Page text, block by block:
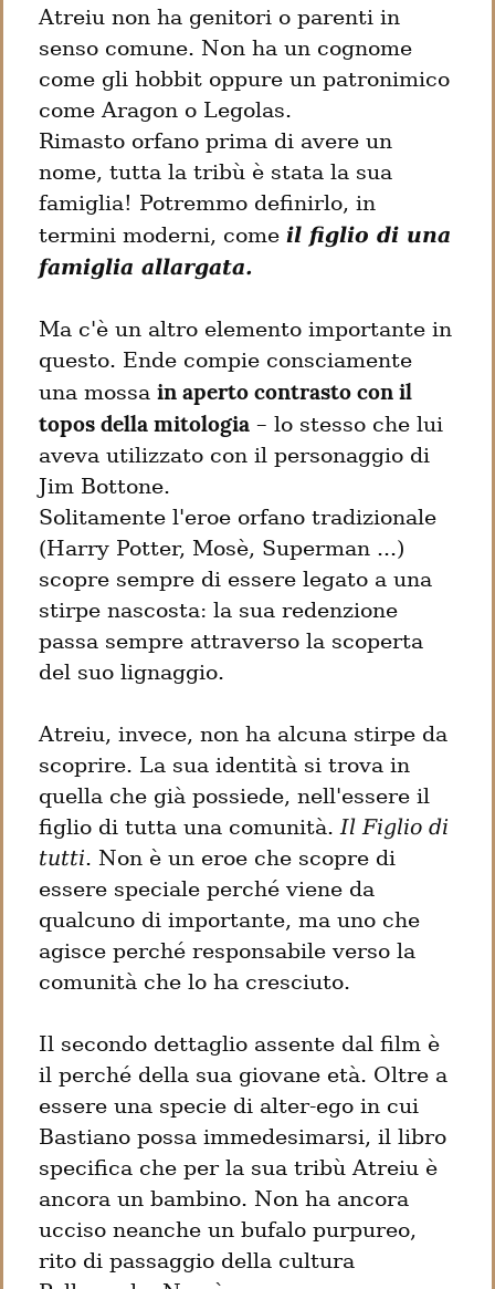
Atreiu non ha genitori o parenti in
senso comune. Non ha un cognome
come gli hobbit oppure un patronimico
come Aragon o Legolas.
Rimasto orfano prima di avere un
nome, tutta la tribù è stata la sua
famiglia! Potremmo definirlo, in
termini moderni, come il figlio di una
famiglia allargata.
Ma c'è un altro elemento importante in
questo. Ende compie consciamente
una mossa in aperto contrasto con il
topos della mitologia – lo stesso che lui
aveva utilizzato con il personaggio di
Jim Bottone.
Solitamente l'eroe orfano tradizionale
(Harry Potter, Mosè, Superman ...)
scopre sempre di essere legato a una
stirpe nascosta: la sua redenzione
passa sempre attraverso la scoperta
del suo lignaggio.
Atreiu, invece, non ha alcuna stirpe da
scoprire. La sua identità si trova in
quella che già possiede, nell'essere il
figlio di tutta una comunità. Il Figlio di
tutti. Non è un eroe che scopre di
essere speciale perché viene da
qualcuno di importante, ma uno che
agisce perché responsabile verso la
comunità che lo ha cresciuto.
Il secondo dettaglio assente dal film è
il perché della sua giovane età. Oltre a
essere una specie di alter-ego in cui
Bastiano possa immedesimarsi, il libro
specifica che per la sua tribù Atreiu è
ancora un bambino. Non ha ancora
ucciso neanche un bufalo purpureo,
rito di passaggio della cultura